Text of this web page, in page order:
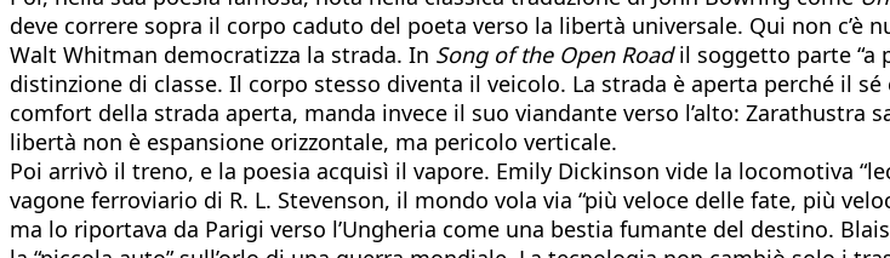
deve correre sopra il corpo caduto del poeta verso la libertà universale. Qui non c’è
Walt Whitman democratizza la strada. In Song of the Open Roadil soggetto parte “a
distinzione di classe. Il corpo stesso diventa il veicolo. La strada è aperta perché il
comfort della strada aperta, manda invece il suo viandante verso l’alto:
libertà non è espansione orizzontale, ma pericolo verticale.
Poi arrivò il treno, e la poesia acquisì il vapore. Emily Dickinson vide la locomotiva
vagone ferroviario di R. L. Stevenson, il mondo vola via “più veloce delle fate, più
ma lo riportava da Parigi verso l’Ungheria come una bestia fumante del destino.